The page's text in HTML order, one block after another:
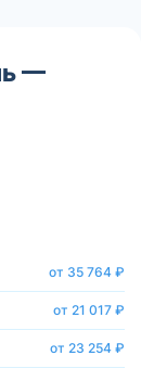
—
от 35 764 ₽
от 21 017 ₽
от 23 254 ₽